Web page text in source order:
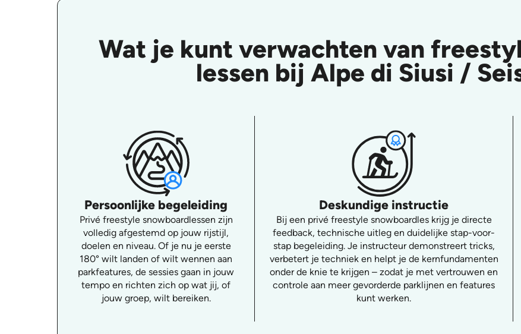
Wat je kunt verwachten van
lessen bij Alpe di Siusi /
Persoonlijke begeleiding
Privé freestyle snowboardlessen zijn
volledig afgestemd op jouw rijstijl,
doelen en niveau. Of je nu je eerste
180° wilt landen of wilt wennen aan
parkfeatures, de sessies gaan in jouw
tempo en richten zich op wat jij, of
jouw groep, wilt bereiken.
Deskundige instructie
Bij een privé freestyle snowboardles krijg je directe
feedback, technische uitleg en duidelijke stap-voor-
stap begeleiding. Je instructeur demonstreert tricks,
verbetert je techniek en helpt je de kernfundamenten
onder de knie te krijgen – zodat je met vertrouwen en
controle aan meer gevorderde parklijnen en features
kunt werken.